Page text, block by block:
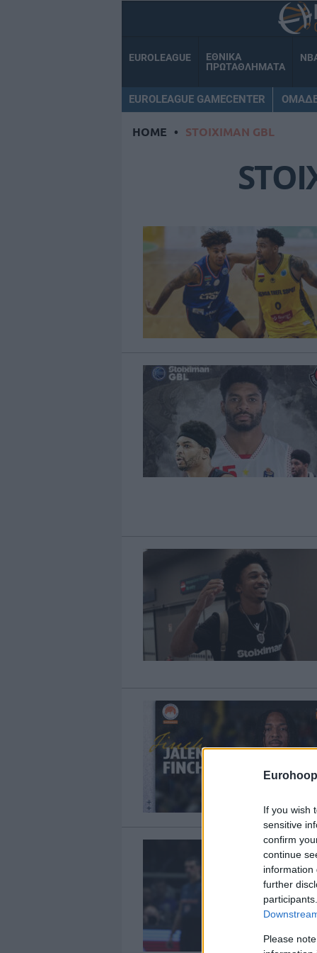
If you wish
sensitive
confirm
continue
information
further
Please
EUROLEAGUE
ΕΘΝΙΚΑ
ΠΡΩΤΑΘΛΗΜΑΤΑ
EUROLEAGUE GAMECENTER
HOME • STOIXIMAN GBL